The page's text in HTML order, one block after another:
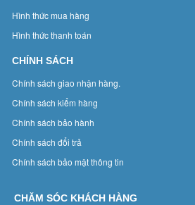
Hình thức mua hàng
Hình thức thanh toán
CHÍNH SÁCH
Chính sách giao nhận hàng.
Chính sách kiểm hàng
Chính sách bảo hành
Chính sách đổi trả
Chính sách bảo mật thông tin
CHĂM SÓC KHÁCH HÀNG